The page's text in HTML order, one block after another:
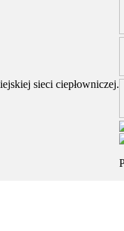
sieci ciepłowniczej.